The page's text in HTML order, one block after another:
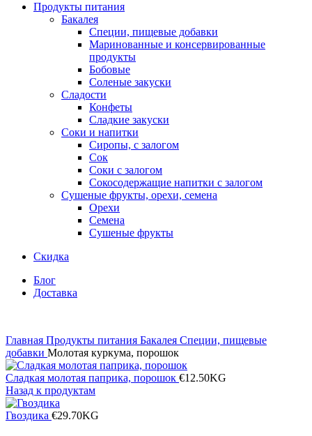
Продукты питания
Бакалея
Специи, пищевые добавки
Маринованные и консервированные
продукты
Бобовые
Соленые закуски
Сладости
Конфеты
Сладкие закуски
Соки и напитки
Сиропы, с залогом
Сок
Соки с залогом
Сокосодержащие напитки с залогом
Сушеные фрукты, орехи, семена
Орехи
Семена
Сушеные фрукты
Скидка
Блог
Доставка
Главная Продукты питания Бакалея Специи, пищевые
добавки Молотая куркума, порошок
Сладкая молотая паприка, порошок €12.50KG
Назад к продуктам
Гвоздика €29.70KG